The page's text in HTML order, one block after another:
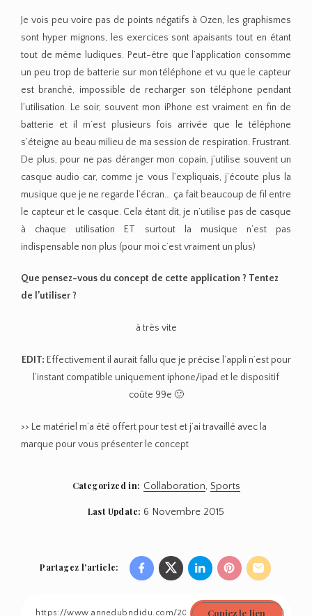
Je vois peu voire pas de points négatifs à Ozen, les graphismes
sont hyper mignons, les exercices sont apaisants tout en étant
tout de même ludiques. Peut-être que l’application consomme
un peu trop de batterie sur mon téléphone et vu que le capteur
est branché, impossible de recharger son téléphone pendant
l’utilisation. Le soir, souvent mon iPhone est vraiment en fin de
batterie et il m’est plusieurs fois arrivée que le téléphone
s’éteigne au beau milieu de ma session de respiration. Frustrant.
De plus, pour ne pas déranger mon copain, j’utilise souvent un
casque audio car, comme je vous l’expliquais, j’écoute plus la
musique que je ne regarde l’écran… ça fait beaucoup de fil entre
le capteur et le casque. Cela étant dit, je n’utilise pas de casque
à chaque utilisation ET surtout la musique n’est pas
indispensable non plus (pour moi c’est vraiment un plus)
Que pensez-vous du concept de cette application ? Tentez
de l’utiliser ?
à très vite
EDIT: Effectivement il aurait fallu que je précise l’appli n’est pour
l’instant compatible uniquement iphone/ipad et le dispositif
coûte 99e 🙂
>> Le matériel m’a été offert pour test et j’ai travaillé avec la
marque pour vous présenter le concept
Categorized in: Collaboration, Sports
Last Update: 6 Novembre 2015
Partagez l'article: Share Share Share Share Share
Copiez le lien